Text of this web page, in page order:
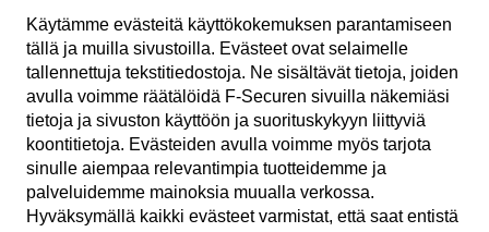
FI
Käytämme evästeitä käyttö­kokemuksen parantamiseen
tällä ja muilla sivustoilla. Evästeet ovat selaimelle
tallennettuja teksti­tiedostoja. Ne sisältävät tietoja, joiden
avulla voimme räätälöidä F‑Securen sivuilla näkemiäsi
tietoja ja sivuston käyttöön ja suoritus­kykyyn liittyviä
koonti­tietoja. Evästeiden avulla voimme myös tarjota
sinulle aiempaa relevantimpia tuotteidemme ja
palveluidemme mainoksia muualla verkossa.
Hyväksymällä kaikki evästeet varmistat, että saat entistä